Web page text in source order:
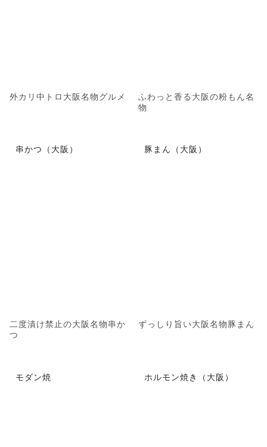
外カリ中トロ大阪名物グルメ
ふわっと香る大阪の粉もん名
物
串かつ（大阪）
二度漬け禁止の大阪名物串か
つ
豚まん（大阪）
ずっしり旨い大阪名物豚まん
モダン焼 ホルモン焼き（大阪）